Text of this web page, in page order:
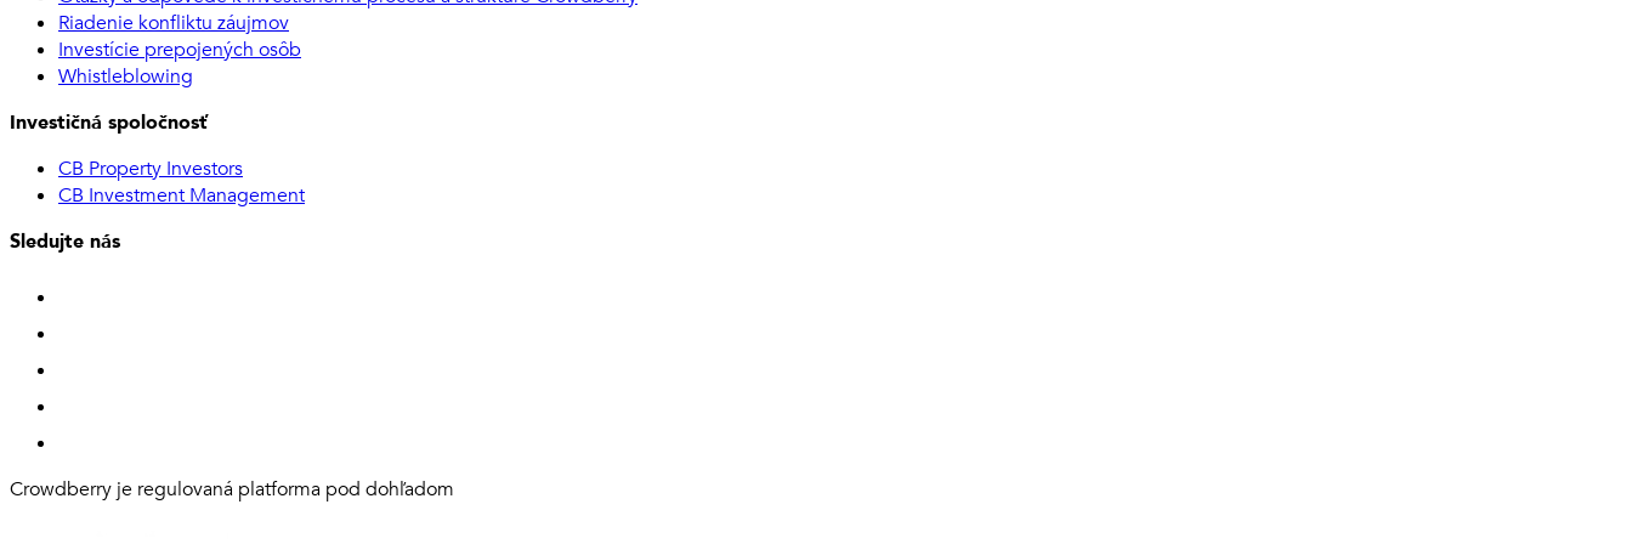
Riadenie konfliktu záujmov
Investície prepojených osôb
Whistleblowing
Investičná spoločnosť
CB Property Investors
CB Investment Management
Sledujte nás
Crowdberry je regulovaná platforma pod dohľadom